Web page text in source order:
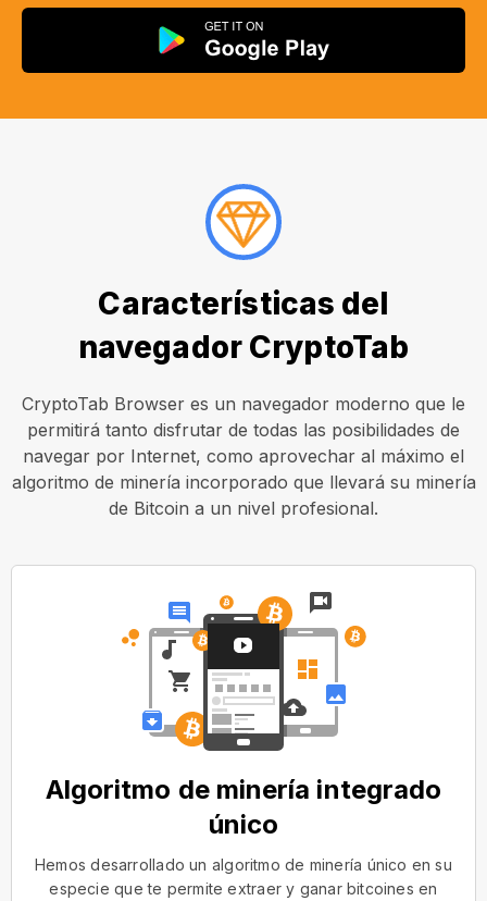
Características del
navegador CryptoTab
CryptoTab Browser es un navegador moderno que le
permitirá tanto disfrutar de todas las posibilidades de
navegar por Internet, como aprovechar al máximo el
algoritmo de minería incorporado que llevará su minería
de Bitcoin a un nivel profesional.
Algoritmo de minería integrado
único
Hemos desarrollado un algoritmo de minería único en su
especie que te permite extraer y ganar bitcoines en